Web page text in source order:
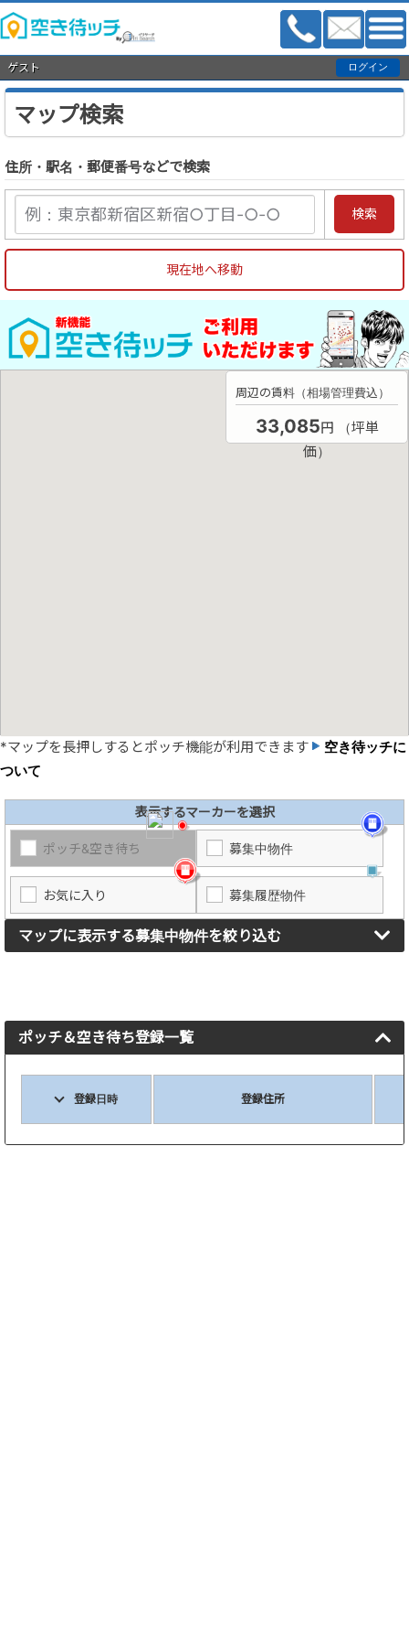
ゲスト
マップ検索
住所・駅名・郵便番号などで検索
周辺の賃料（相場管理費込）
33,085円 （坪単
価）
*マップを長押しするとポッチ機能が利用できます
空き待ッチに
ついて
表示するマーカーを選択
ポッチ&空き待ち 募集中物件
お気に入り 募集履歴物件
マップに表示する募集中物件を絞り込む
ポッチ＆空き待ち登録一覧
登録日時 登録住所